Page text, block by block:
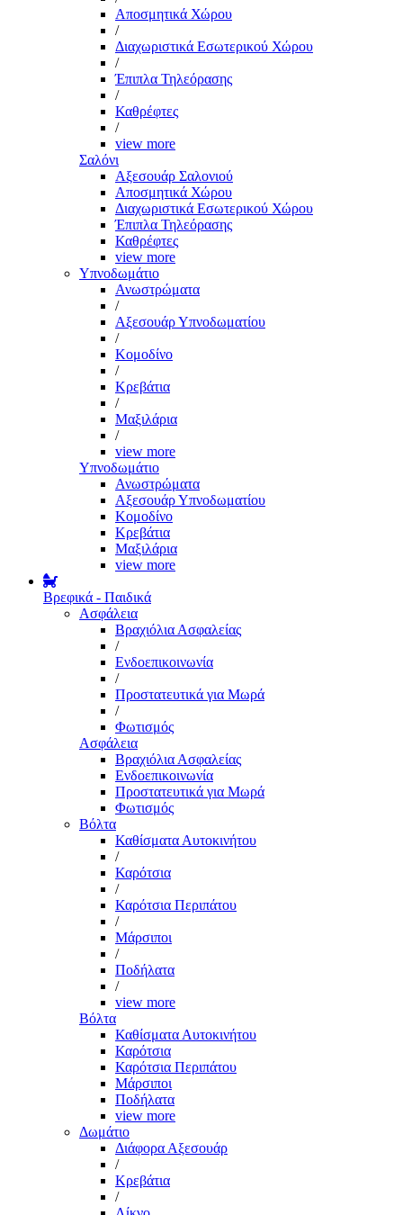
Αποσμητικά Χώρου
/
Διαχωριστικά Εσωτερικού Χώρου
/
Έπιπλα Τηλεόρασης
/
Καθρέφτες
/
view more
Σαλόνι
Αξεσουάρ Σαλονιού
Αποσμητικά Χώρου
Διαχωριστικά Εσωτερικού Χώρου
Έπιπλα Τηλεόρασης
Καθρέφτες
view more
Υπνοδωμάτιο
Ανωστρώματα
/
Αξεσουάρ Υπνοδωματίου
/
Κομοδίνο
/
Κρεβάτια
/
Μαξιλάρια
/
view more
Υπνοδωμάτιο
Ανωστρώματα
Αξεσουάρ Υπνοδωματίου
Κομοδίνο
Κρεβάτια
Μαξιλάρια
view more
Βρεφικά - Παιδικά
Ασφάλεια
Βραχιόλια Ασφαλείας
/
Ενδοεπικοινωνία
/
Προστατευτικά για Μωρά
/
Φωτισμός
Ασφάλεια
Βραχιόλια Ασφαλείας
Ενδοεπικοινωνία
Προστατευτικά για Μωρά
Φωτισμός
Βόλτα
Καθίσματα Αυτοκινήτου
/
Καρότσια
/
Καρότσια Περιπάτου
/
Μάρσιποι
/
Ποδήλατα
/
view more
Βόλτα
Καθίσματα Αυτοκινήτου
Καρότσια
Καρότσια Περιπάτου
Μάρσιποι
Ποδήλατα
view more
Δωμάτιο
Διάφορα Αξεσουάρ
/
Κρεβάτια
/